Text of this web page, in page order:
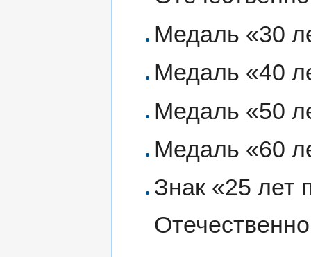
Медаль «30
Медаль «40
Медаль «50
Медаль «60
Знак «25 лет